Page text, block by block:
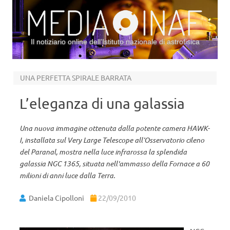
Il notiziario online dell’Istituto nazionale di astrofisica
UNA PERFETTA SPIRALE BARRATA
L’eleganza di una galassia
Una nuova immagine ottenuta dalla potente camera HAWK-
I, installata sul Very Large Telescope all’Osservatorio cileno
del Paranal, mostra nella luce infrarossa la splendida
galassia NGC 1365, situata nell'ammasso della Fornace a 60
milioni di anni luce dalla Terra.
Daniela Cipolloni 22/09/2010